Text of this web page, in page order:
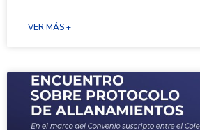
VER MÁS +